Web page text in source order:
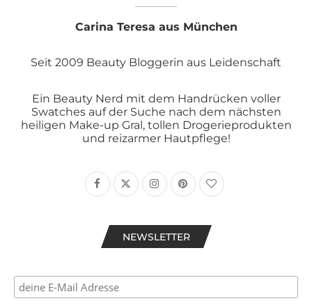
Carina Teresa aus München
Seit 2009 Beauty Bloggerin aus Leidenschaft
Ein Beauty Nerd mit dem Handrücken voller
Swatches auf der Suche nach dem nächsten
heiligen Make-up Gral, tollen Drogerieprodukten
und reizarmer Hautpflege!
NEWSLETTER